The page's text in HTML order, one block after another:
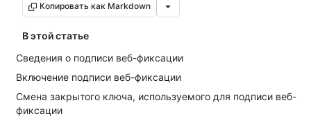
Копировать как Markdown
В этой статье
Сведения о подписи веб-фиксации
Включение подписи веб-фиксации
Смена закрытого ключа, используемого для подписи веб-
фиксации